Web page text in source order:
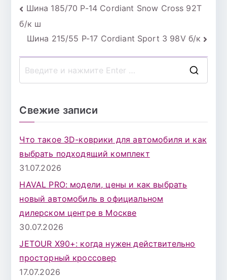
Навигация
по
записям
Шина 185/70 Р-14 Cordiant Snow Cross 92Т
б/к ш
Шина 215/55 Р-17 Cordiant Sport 3 98V б/к
Свежие записи
Что такое 3D-коврики для автомобиля и как
выбрать подходящий комплект
31.07.2026
HAVAL PRO: модели, цены и как выбрать
новый автомобиль в официальном
дилерском центре в Москве
30.07.2026
JETOUR X90+: когда нужен действительно
просторный кроссовер
17.07.2026